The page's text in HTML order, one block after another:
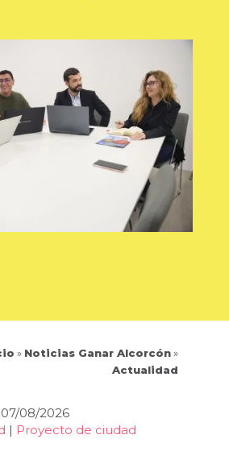
» Noticias Ganar Alcorcón»
Actualidad
08/2026
| Proyecto de ciudad